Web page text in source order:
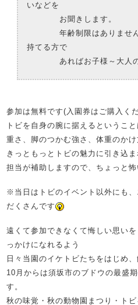
いなどを
お聞きします。
年齢制限はありません。
持てる方で
あればお子様～大人の方
参加は無料です(入園券はご購入く
トビを自身の腕に据えるというこ
重さ、脚のつかむ強さ、体重のか
きっともっとトビの魅力に引き込ま
担当が補助しますので、ちょっと
※当日はトビのイベント以外にも
だくさんです
遠くて参加できなくて悔しい思い
っかけになれるよう
日々当園のイケトビたちをはじめ
10月からは須坂市のブドウの最盛期
す。
秋の味覚・秋の動物園まつり・ト